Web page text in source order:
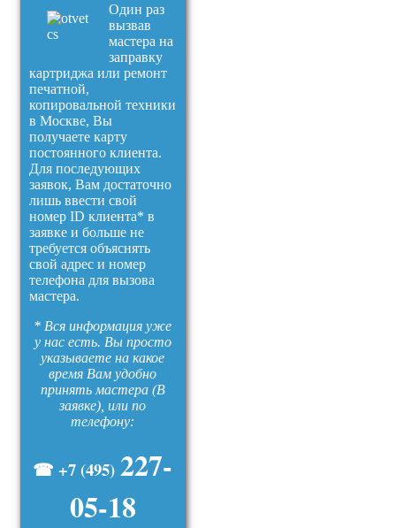
Один раз
вызвав
мастера на
заправку
картриджа или ремонт
печатной,
копировальной техники
в Москве, Вы
получаете карту
постоянного клиента.
Для последующих
заявок, Вам достаточно
лишь ввести свой
номер ID клиента* в
заявке и больше не
требуется объяснять
свой адрес и номер
телефона для вызова
мастера.
* Вся информация уже
у нас есть. Вы просто
указываете на какое
время Вам удобно
принять мастера (В
заявке), или по
телефону:
☎ +7 (495) 227-
05-18